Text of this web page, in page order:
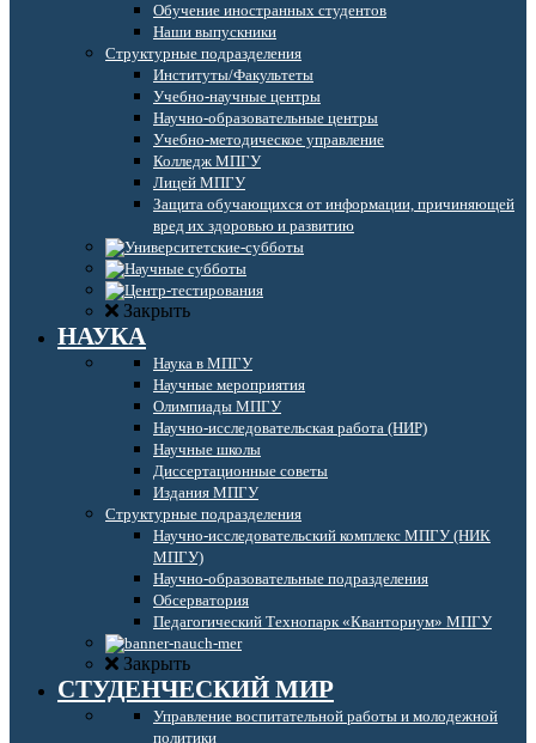
Обучение иностранных студентов
Наши выпускники
Структурные подразделения
Институты/Факультеты
Учебно-научные центры
Научно-образовательные центры
Учебно-методическое управление
Колледж МПГУ
Лицей МПГУ
Защита обучающихся от информации, причиняющей
вред их здоровью и развитию
Закрыть
НАУКА
Наука в МПГУ
Научные мероприятия
Олимпиады МПГУ
Научно-исследовательская работа (НИР)
Научные школы
Диссертационные советы
Издания МПГУ
Структурные подразделения
Научно-исследовательский комплекс МПГУ (НИК
МПГУ)
Научно-образовательные подразделения
Обсерватория
Педагогический Технопарк «Кванториум» МПГУ
Закрыть
СТУДЕНЧЕСКИЙ МИР
Управление воспитательной работы и молодежной
политики